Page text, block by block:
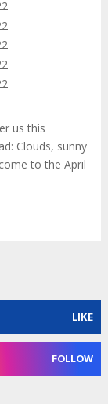
us this
Clouds, sunny
to the April
LIKE
FOLLOW